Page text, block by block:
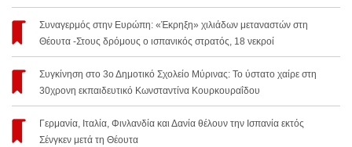
Συναγερμός στην Ευρώπη: «Έκρηξη» χιλιάδων μεταναστών στη
Θέουτα -Στους δρόμους ο ισπανικός στρατός, 18 νεκροί
Συγκίνηση στο 3ο Δημοτικό Σχολείο Μύρινας: Το ύστατο χαίρε στη
30χρονη εκπαιδευτικό Κωνσταντίνα Κουρκουραΐδου
Γερμανία, Ιταλία, Φινλανδία και Δανία θέλουν την Ισπανία εκτός
Σένγκεν μετά τη Θέουτα